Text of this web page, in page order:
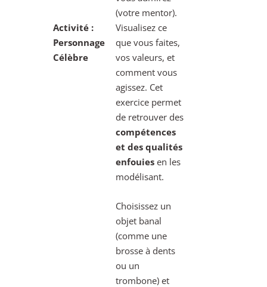
Activité :
Personnage
Célèbre
(votre mentor).
Visualisez ce
que vous faites,
vos valeurs, et
comment vous
agissez. Cet
exercice permet
de retrouver des
compétences
et des qualités
enfouies en les
modélisant.
Choisissez un
objet banal
(comme une
brosse à dents
ou un
trombone) et